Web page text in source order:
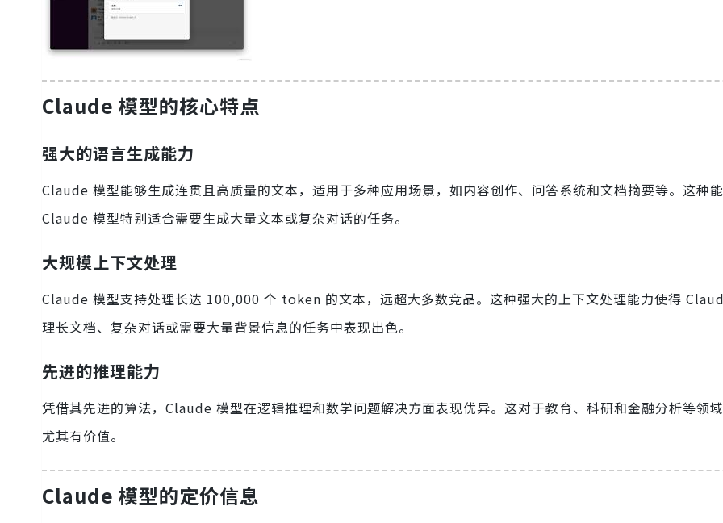
Claude 模型的核心特点
强大的语言生成能力
Claude 模型能够生成连贯且高质量的文本，适用于多种应用场景，如内容创作、问答系统和文档摘要等。这种
Claude 模型特别适合需要生成大量文本或复杂对话的任务。
大规模上下文处理
Claude 模型支持处理长达 100,000 个 token 的文本，远超大多数竞品。这种强大的上下文处理能力使得
理长文档、复杂对话或需要大量背景信息的任务中表现出色。
先进的推理能力
凭借其先进的算法，Claude 模型在逻辑推理和数学问题解决方面表现优异。这对于教育、科研和金融分析等领
尤其有价值。
Claude 模型的定价信息